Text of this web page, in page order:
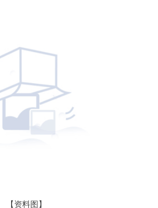
【资料图】